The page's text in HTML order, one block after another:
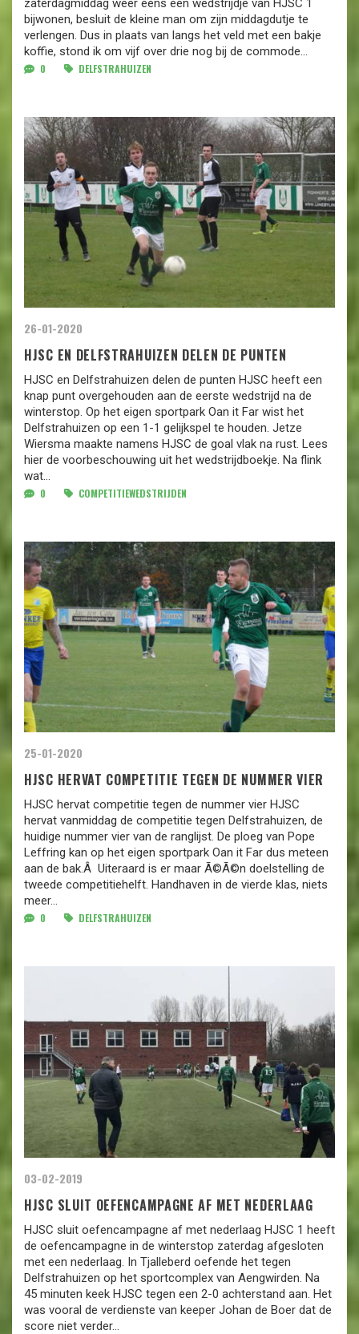
zaterdagmiddag weer eens een wedstrijdje van HJSC 1
bijwonen, besluit de kleine man om zijn middagdutje te
verlengen. Dus in plaats van langs het veld met een bakje
koffie, stond ik om vijf over drie nog bij de commode...
0 DELFSTRAHUIZEN
26-01-2020
HJSC EN DELFSTRAHUIZEN DELEN DE PUNTEN
HJSC en Delfstrahuizen delen de punten HJSC heeft een
knap punt overgehouden aan de eerste wedstrijd na de
winterstop. Op het eigen sportpark Oan it Far wist het
Delfstrahuizen op een 1-1 gelijkspel te houden. Jetze
Wiersma maakte namens HJSC de goal vlak na rust. Lees
hier de voorbeschouwing uit het wedstrijdboekje. Na flink
wat...
0 COMPETITIEWEDSTRIJDEN
25-01-2020
HJSC HERVAT COMPETITIE TEGEN DE NUMMER VIER
HJSC hervat competitie tegen de nummer vier HJSC
hervat vanmiddag de competitie tegen Delfstrahuizen, de
huidige nummer vier van de ranglijst. De ploeg van Pope
Leffring kan op het eigen sportpark Oan it Far dus meteen
aan de bak.Â Uiteraard is er maar Ã©Ã©n doelstelling de
tweede competitiehelft. Handhaven in de vierde klas, niets
meer...
0 DELFSTRAHUIZEN
03-02-2019
HJSC SLUIT OEFENCAMPAGNE AF MET NEDERLAAG
HJSC sluit oefencampagne af met nederlaag HJSC 1 heeft
de oefencampagne in de winterstop zaterdag afgesloten
met een nederlaag. In Tjalleberd oefende het tegen
Delfstrahuizen op het sportcomplex van Aengwirden. Na
45 minuten keek HJSC tegen een 2-0 achterstand aan. Het
was vooral de verdienste van keeper Johan de Boer dat de
score niet verder...